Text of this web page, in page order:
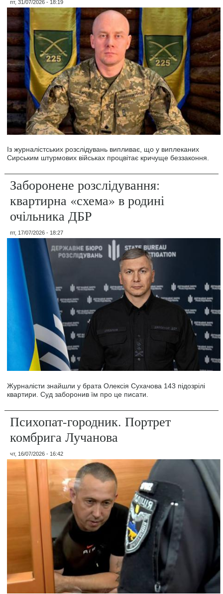
пт, 31/07/2026 - 18:19
Із журналістських розслідувань випливає, що у виплеканих
Сирським штурмових військах процвітає кричуще беззаконня.
Заборонене розслідування:
квартирна «схема» в родині
очільника ДБР
пт, 17/07/2026 - 18:27
Журналісти знайшли у брата Олексія Сухачова 143 підозрілі
квартири. Суд заборонив їм про це писати.
Психопат-городник. Портрет
комбрига Лучанова
чт, 16/07/2026 - 16:42